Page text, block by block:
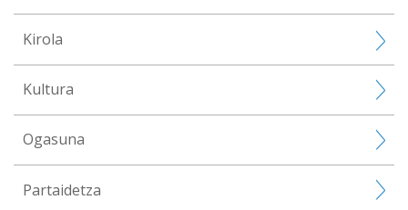
Kirola
Kultura
Ogasuna
Partaidetza